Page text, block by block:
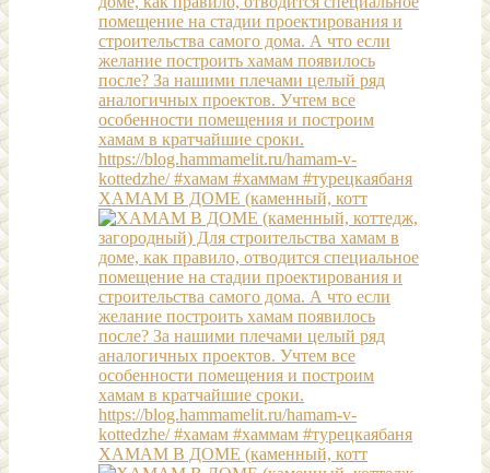
ХАМАМ В ДОМЕ (каменный, котт
ХАМАМ В ДОМЕ (каменный, котт